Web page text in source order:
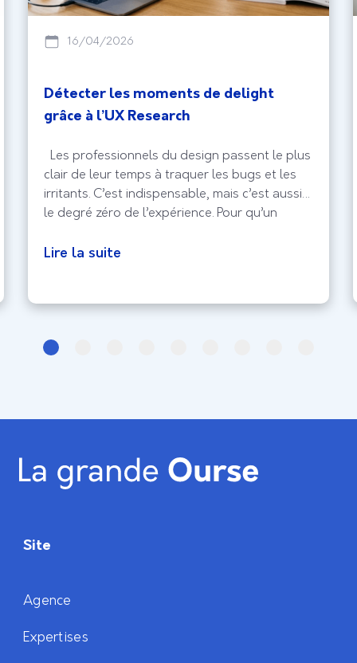
16/04/2026
Détecter les moments de delight
grâce à l’UX Research
Les professionnels du design passent le plus
clair de leur temps à traquer les bugs et les
irritants. C’est indispensable, mais c’est aussi
le degré zéro de l’expérience. Pour qu’un
delight, ce moment où l’utilisateur ne se
Lire la suite
Site
Agence
Expertises